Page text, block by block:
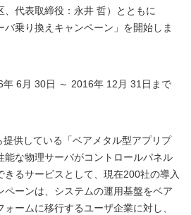
代表取締役：永井 哲）とともに
乗り換えキャンペーン」を開始しま
6月 30日 ～ 2016年 12月 31日まで
供している「ベアメタル型アプリプ
能な物理サーバがコントロールパネル
るサービスとして、現在200社の導入
ペーンは、システムの運用基盤をベア
ームに移行するユーザ企業に対し、